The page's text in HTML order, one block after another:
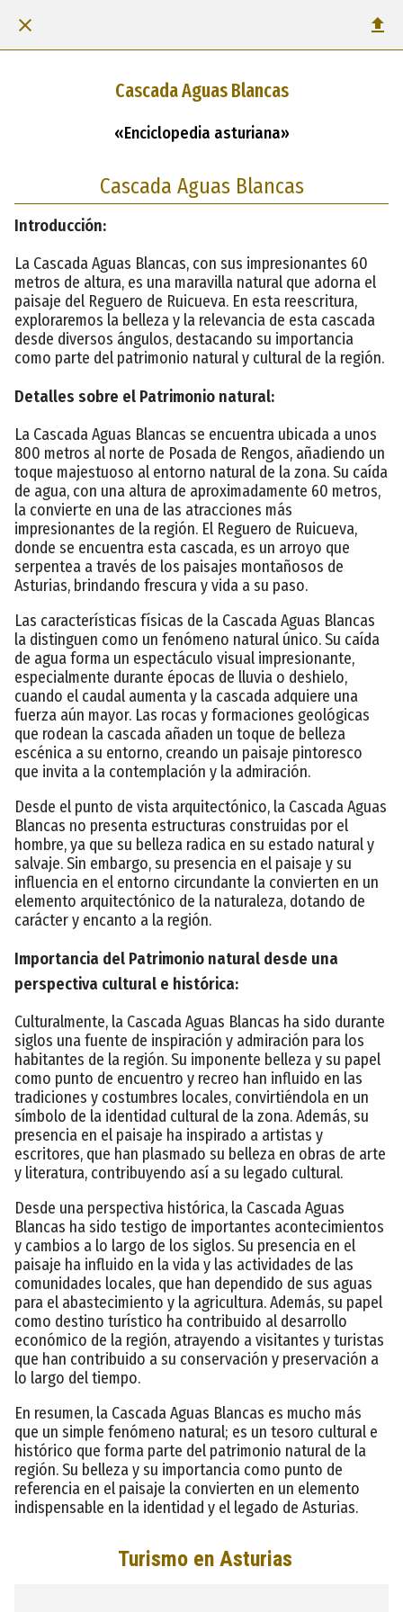
Cascada Aguas Blancas
«Enciclopedia asturiana»
Cascada Aguas Blancas
Introducción:
La Cascada Aguas Blancas, con sus impresionantes 60
metros de altura, es una maravilla natural que adorna el
paisaje del Reguero de Ruicueva. En esta reescritura,
exploraremos la belleza y la relevancia de esta cascada
desde diversos ángulos, destacando su importancia
como parte del patrimonio natural y cultural de la región.
Detalles sobre el Patrimonio natural:
La Cascada Aguas Blancas se encuentra ubicada a unos
800 metros al norte de Posada de Rengos, añadiendo un
toque majestuoso al entorno natural de la zona. Su caída
de agua, con una altura de aproximadamente 60 metros,
la convierte en una de las atracciones más
impresionantes de la región. El Reguero de Ruicueva,
donde se encuentra esta cascada, es un arroyo que
serpentea a través de los paisajes montañosos de
Asturias, brindando frescura y vida a su paso.
Las características físicas de la Cascada Aguas Blancas
la distinguen como un fenómeno natural único. Su caída
de agua forma un espectáculo visual impresionante,
especialmente durante épocas de lluvia o deshielo,
cuando el caudal aumenta y la cascada adquiere una
fuerza aún mayor. Las rocas y formaciones geológicas
que rodean la cascada añaden un toque de belleza
escénica a su entorno, creando un paisaje pintoresco
que invita a la contemplación y la admiración.
Desde el punto de vista arquitectónico, la Cascada Aguas
Blancas no presenta estructuras construidas por el
hombre, ya que su belleza radica en su estado natural y
salvaje. Sin embargo, su presencia en el paisaje y su
influencia en el entorno circundante la convierten en un
elemento arquitectónico de la naturaleza, dotando de
carácter y encanto a la región.
Importancia del Patrimonio natural desde una
perspectiva cultural e histórica:
Culturalmente, la Cascada Aguas Blancas ha sido durante
siglos una fuente de inspiración y admiración para los
habitantes de la región. Su imponente belleza y su papel
como punto de encuentro y recreo han influido en las
tradiciones y costumbres locales, convirtiéndola en un
símbolo de la identidad cultural de la zona. Además, su
presencia en el paisaje ha inspirado a artistas y
escritores, que han plasmado su belleza en obras de arte
y literatura, contribuyendo así a su legado cultural.
Desde una perspectiva histórica, la Cascada Aguas
Blancas ha sido testigo de importantes acontecimientos
y cambios a lo largo de los siglos. Su presencia en el
paisaje ha influido en la vida y las actividades de las
comunidades locales, que han dependido de sus aguas
para el abastecimiento y la agricultura. Además, su papel
como destino turístico ha contribuido al desarrollo
económico de la región, atrayendo a visitantes y turistas
que han contribuido a su conservación y preservación a
lo largo del tiempo.
En resumen, la Cascada Aguas Blancas es mucho más
que un simple fenómeno natural; es un tesoro cultural e
histórico que forma parte del patrimonio natural de la
región. Su belleza y su importancia como punto de
referencia en el paisaje la convierten en un elemento
indispensable en la identidad y el legado de Asturias.